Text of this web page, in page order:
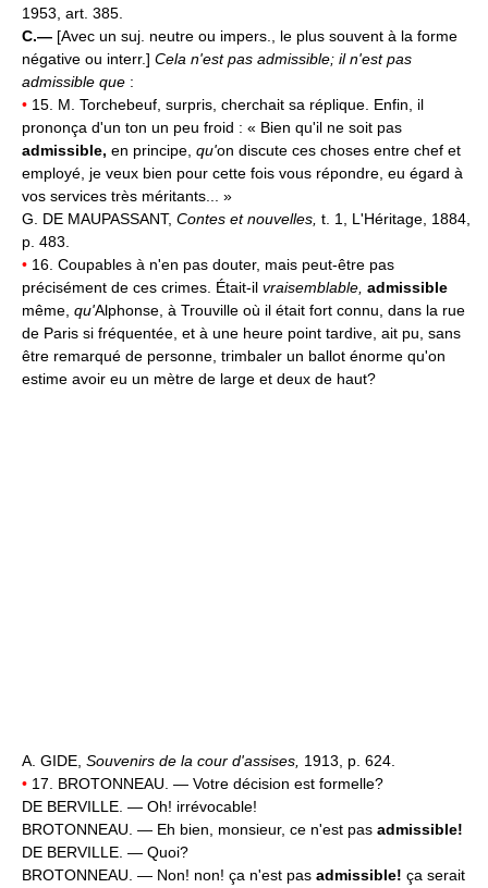
1953, art. 385.
C.— [Avec un suj. neutre ou impers., le plus souvent à la forme
négative ou interr.] Cela n'est pas admissible; il n'est pas
admissible que :
• 15. M. Torchebeuf, surpris, cherchait sa réplique. Enfin, il
prononça d'un ton un peu froid : « Bien qu'il ne soit pas
admissible, en principe, qu'on discute ces choses entre chef et
employé, je veux bien pour cette fois vous répondre, eu égard à
vos services très méritants... »
G. DE MAUPASSANT, Contes et nouvelles, t. 1, L'Héritage, 1884,
p. 483.
• 16. Coupables à n'en pas douter, mais peut-être pas
précisément de ces crimes. Était-il vraisemblable, admissible
même, qu'Alphonse, à Trouville où il était fort connu, dans la rue
de Paris si fréquentée, et à une heure point tardive, ait pu, sans
être remarqué de personne, trimbaler un ballot énorme qu'on
estime avoir eu un mètre de large et deux de haut?
A. GIDE, Souvenirs de la cour d'assises, 1913, p. 624.
• 17. BROTONNEAU. — Votre décision est formelle?
DE BERVILLE. — Oh! irrévocable!
BROTONNEAU. — Eh bien, monsieur, ce n'est pas admissible!
DE BERVILLE. — Quoi?
BROTONNEAU. — Non! non! ça n'est pas admissible! ça serait